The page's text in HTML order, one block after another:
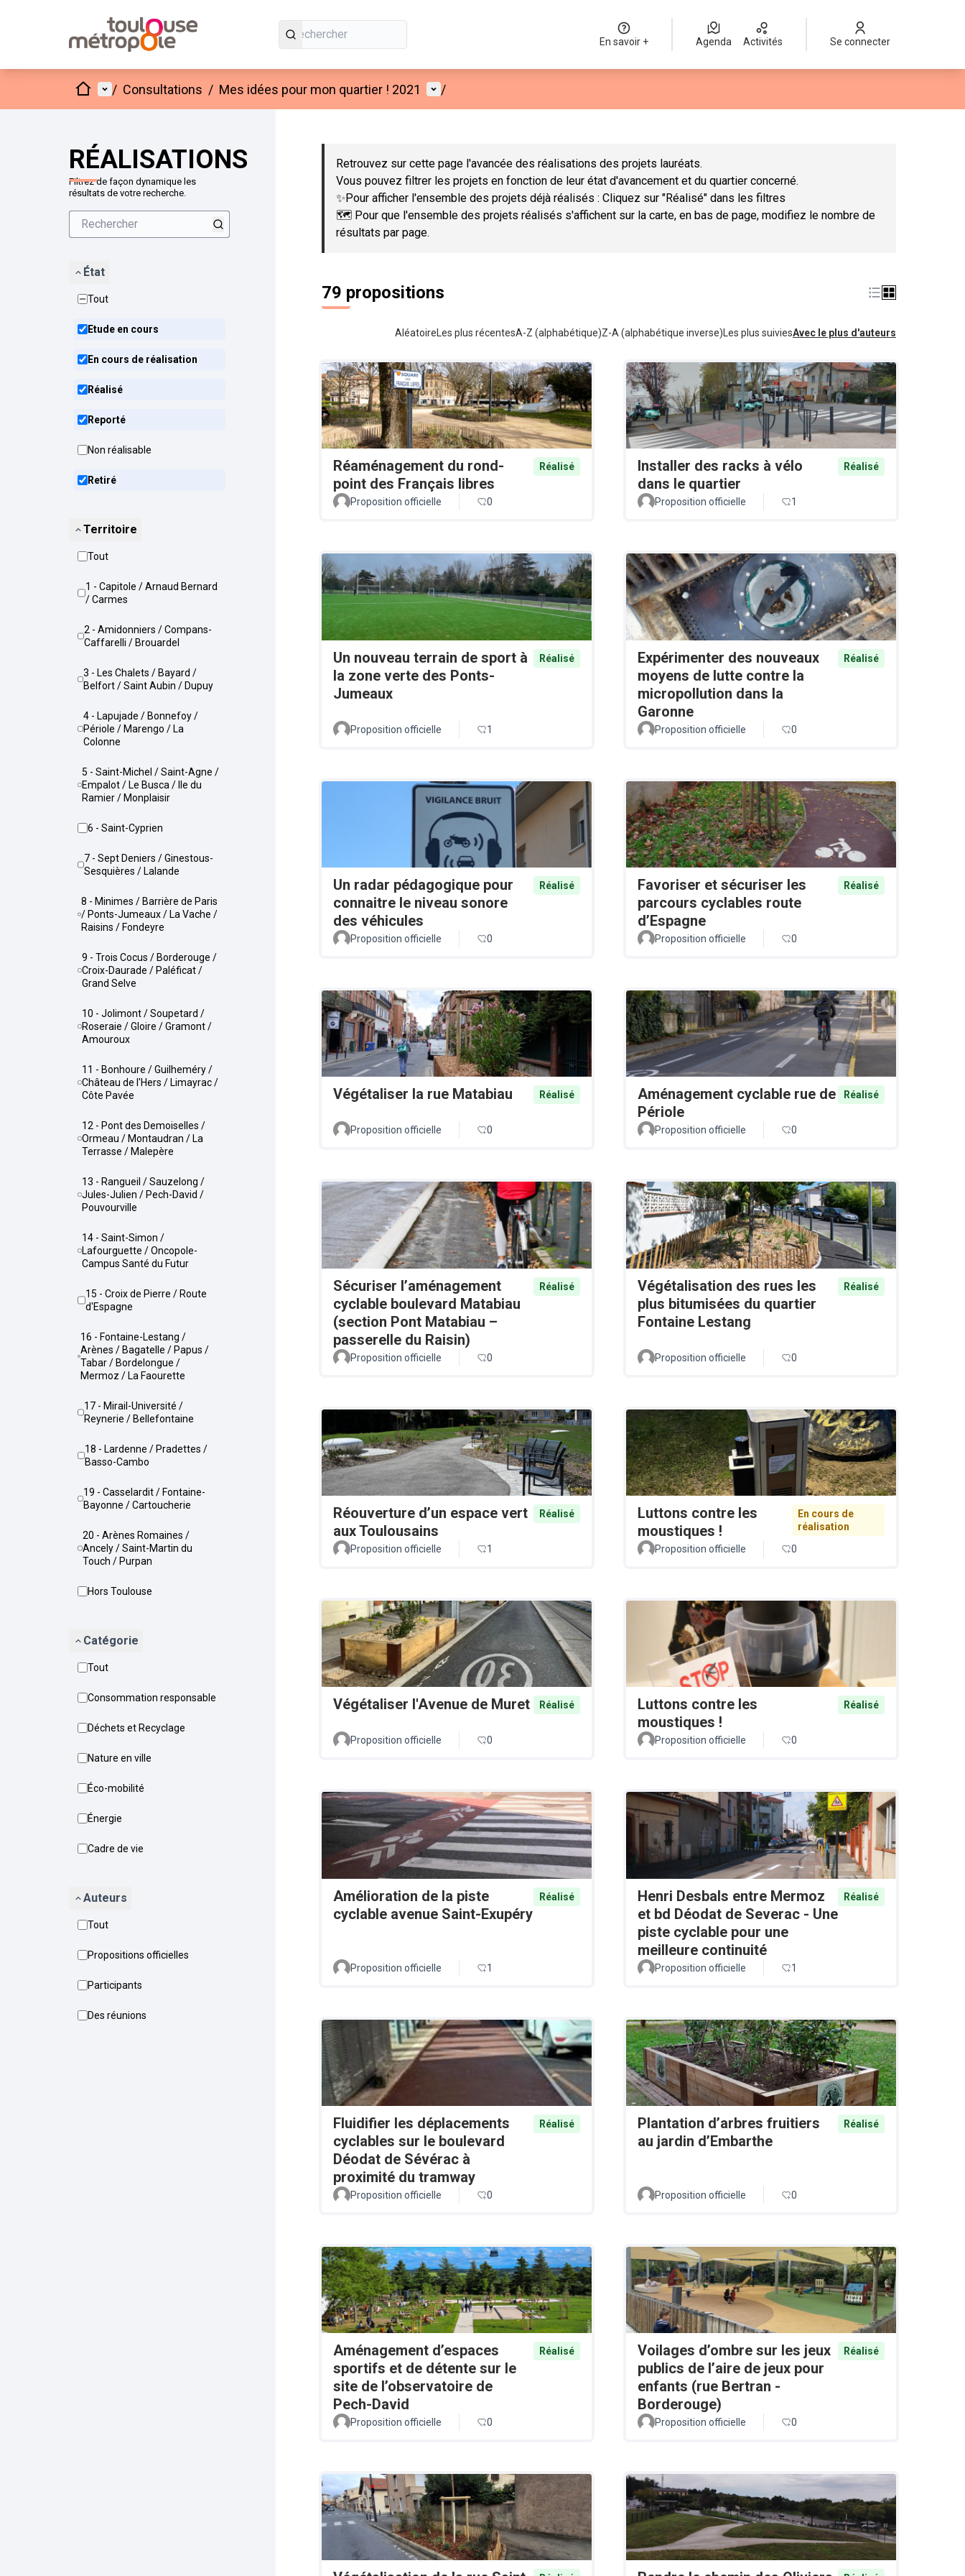
En savoir + Agenda Activités Se connecter
AccueilMenu principal
/ Consultations / Mes idées pour mon quartier ! 2021 Menu utilisateur
/
RÉALISATIONS
Filtrez de façon dynamique les
résultats de votre recherche.
État
Tout
Etude en cours
En cours de réalisation
Réalisé
Reporté
Non réalisable
Retiré
Territoire
Tout
1 - Capitole / Arnaud Bernard
/ Carmes
2 - Amidonniers / Compans-
Caffarelli / Brouardel
3 - Les Chalets / Bayard /
Belfort / Saint Aubin / Dupuy
4 - Lapujade / Bonnefoy /
Périole / Marengo / La
Colonne
5 - Saint-Michel / Saint-Agne /
Empalot / Le Busca / Ile du
Ramier / Monplaisir
6 - Saint-Cyprien
7 - Sept Deniers / Ginestous-
Sesquières / Lalande
8 - Minimes / Barrière de Paris
/ Ponts-Jumeaux / La Vache /
Raisins / Fondeyre
9 - Trois Cocus / Borderouge /
Croix-Daurade / Paléficat /
Grand Selve
10 - Jolimont / Soupetard /
Roseraie / Gloire / Gramont /
Amouroux
11 - Bonhoure / Guilheméry /
Château de l'Hers / Limayrac /
Côte Pavée
12 - Pont des Demoiselles /
Ormeau / Montaudran / La
Terrasse / Malepère
13 - Rangueil / Sauzelong /
Jules-Julien / Pech-David /
Pouvourville
14 - Saint-Simon /
Lafourguette / Oncopole-
Campus Santé du Futur
15 - Croix de Pierre / Route
d'Espagne
16 - Fontaine-Lestang /
Arènes / Bagatelle / Papus /
Tabar / Bordelongue /
Mermoz / La Faourette
17 - Mirail-Université /
Reynerie / Bellefontaine
18 - Lardenne / Pradettes /
Basso-Cambo
19 - Casselardit / Fontaine-
Bayonne / Cartoucherie
20 - Arènes Romaines /
Ancely / Saint-Martin du
Touch / Purpan
Hors Toulouse
Catégorie
Tout
Consommation responsable
Déchets et Recyclage
Nature en ville
Éco-mobilité
Énergie
Cadre de vie
Auteurs
Tout
Propositions officielles
Participants
Des réunions
Passer la carte
Retrouvez sur cette page l'avancée des réalisations des projets lauréats.
Vous pouvez filtrer les projets en fonction de leur état d'avancement et du quartier concerné.
✨Pour afficher l'ensemble des projets déjà réalisés : Cliquez sur "Réalisé" dans les filtres
🗺️ Pour que l'ensemble des projets réalisés s'affichent sur la carte, en bas de page, modifiez le nombre de
résultats par page.
79 propositions
Aléatoire Les plus récentesA-Z (alphabétique)Z-A (alphabétique inverse) Les plus suiviesAvec le plus d'auteurs
Réaménagement du rond-
point des Français libres
Réalisé
Proposition officielle 0
Installer des racks à vélo
dans le quartier
Réalisé
Proposition officielle 1
Un nouveau terrain de sport à
la zone verte des Ponts-
Jumeaux
Réalisé
Proposition officielle 1
Expérimenter des nouveaux
moyens de lutte contre la
micropollution dans la
Garonne
Réalisé
Proposition officielle 0
Un radar pédagogique pour
connaitre le niveau sonore
des véhicules
Réalisé
Proposition officielle 0
Favoriser et sécuriser les
parcours cyclables route
d’Espagne
Réalisé
Proposition officielle 0
Végétaliser la rue Matabiau Réalisé
Proposition officielle 0
Aménagement cyclable rue de
Périole
Réalisé
Proposition officielle 0
Sécuriser l’aménagement
cyclable boulevard Matabiau
(section Pont Matabiau –
passerelle du Raisin)
Réalisé
Proposition officielle 0
Végétalisation des rues les
plus bitumisées du quartier
Fontaine Lestang
Réalisé
Proposition officielle 0
Réouverture d’un espace vert
aux Toulousains
Réalisé
Proposition officielle 1
Luttons contre les
moustiques !
En cours de
réalisation
Proposition officielle
0
Végétaliser l'Avenue de Muret Réalisé
Proposition officielle 0
Luttons contre les
moustiques !
Réalisé
Proposition officielle 0
Amélioration de la piste
cyclable avenue Saint-Exupéry
Réalisé
Proposition officielle 1
Henri Desbals entre Mermoz
et bd Déodat de Severac - Une
piste cyclable pour une
meilleure continuité
Réalisé
Proposition officielle 1
Fluidifier les déplacements
cyclables sur le boulevard
Déodat de Sévérac à
proximité du tramway
Réalisé
Proposition officielle 0
Plantation d’arbres fruitiers
au jardin d’Embarthe
Réalisé
Proposition officielle 0
Aménagement d’espaces
sportifs et de détente sur le
site de l’observatoire de
Pech-David
Réalisé
Proposition officielle 0
Voilages d’ombre sur les jeux
publics de l’aire de jeux pour
enfants (rue Bertran -
Borderouge)
Réalisé
Proposition officielle 0